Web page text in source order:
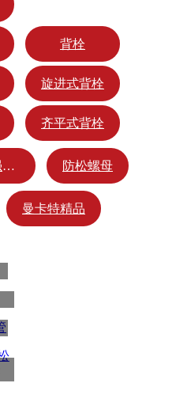
背栓
旋进式背栓
齐平式背栓
建筑防水防腐补强材料 防松螺母
曼卡特精品